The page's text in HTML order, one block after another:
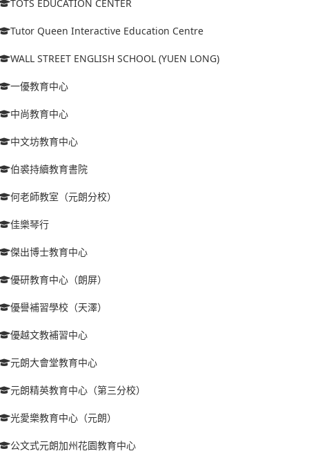
TOTS EDUCATION CENTER
Tutor Queen Interactive Education Centre
WALL STREET ENGLISH SCHOOL (YUEN LONG)
一優教育中心
中尚教育中心
中文坊教育中心
伯裘持續教育書院
何老師教室（元朗分校）
佳樂琴行
傑出博士教育中心
優研教育中心（朗屏）
優譽補習學校（天澤）
優越文教補習中心
元朗大會堂教育中心
元朗精英教育中心（第三分校）
光愛樂教育中心（元朗）
公文式元朗加州花園教育中心